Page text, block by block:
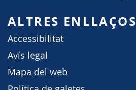
ALTRES ENLLAÇOS
Accessibilitat
Avís legal
Mapa del web